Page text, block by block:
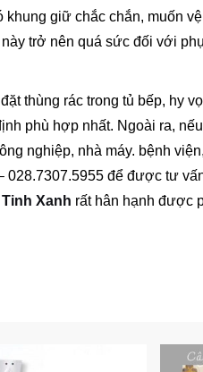
giữ chắc chắn, muốn
trở nên quá sức đối với
thùng rác trong tủ bếp, hy
phù hợp nhất. Ngoài ra,
nghiệp, nhà máy. bệnh
để được tư
Tinh Xanh rất hân hạnh được